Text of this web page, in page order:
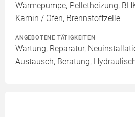
Wärmepumpe, Pelletheizung,
Kamin / Ofen, Brennstoffzelle
ANGEBOTENE TÄTIGKEITEN
Wartung, Reparatur,
Austausch, Beratung,